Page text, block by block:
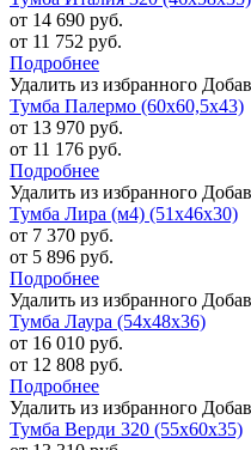
от 14 690 руб.
от 11 752 руб.
Подробнее
Удалить из избранного
Тумба Палермо (60х60,5х43)
от 13 970 руб.
от 11 176 руб.
Подробнее
Удалить из избранного
Тумба Лира (м4) (51х46х30)
от 7 370 руб.
от 5 896 руб.
Подробнее
Удалить из избранного
Тумба Лаура (54х48х36)
от 16 010 руб.
от 12 808 руб.
Подробнее
Удалить из избранного
Тумба Верди 320 (55х60х35)